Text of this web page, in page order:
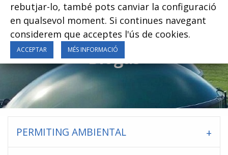
rebutjar-lo, també pots canviar la configuració
en qualsevol moment. Si continues navegant
considerem que acceptes l'ús de cookies.
ACCEPTAR MÉS INFORMACIÓ
Biogás
PERMITING AMBIENTAL